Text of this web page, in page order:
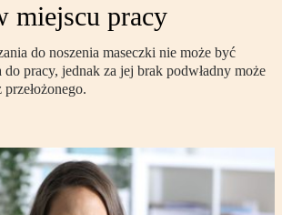
miejscu pracy
do noszenia maseczki nie może być
pracy, jednak za jej brak podwładny może